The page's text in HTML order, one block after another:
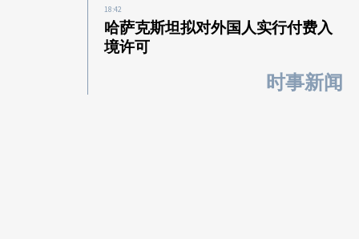
18:42
哈萨克斯坦拟对外国人实行付费入
境许可
时事新闻